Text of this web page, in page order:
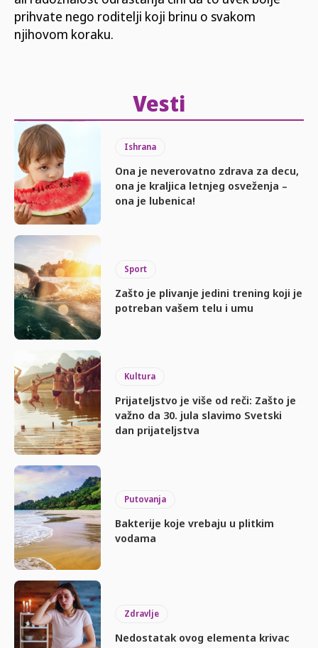
prihvate nego roditelji koji brinu o svakom
njihovom koraku.
Vesti
Ishrana
Ona je neverovatno zdrava za decu,
ona je kraljica letnjeg osveženja –
ona je lubenica!
Sport
Zašto je plivanje jedini trening koji je
potreban vašem telu i umu
Kultura
Prijateljstvo je više od reči: Zašto je
važno da 30. jula slavimo Svetski
dan prijateljstva
Putovanja
Bakterije koje vrebaju u plitkim
vodama
Zdravlje
Nedostatak ovog elementa krivac